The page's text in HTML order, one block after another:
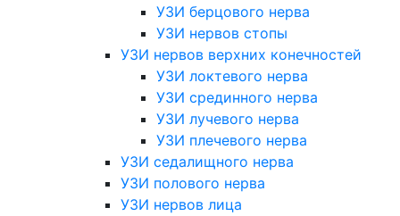
УЗИ берцового нерва
УЗИ нервов стопы
УЗИ нервов верхних конечностей
УЗИ локтевого нерва
УЗИ срединного нерва
УЗИ лучевого нерва
УЗИ плечевого нерва
УЗИ седалищного нерва
УЗИ полового нерва
УЗИ нервов лица